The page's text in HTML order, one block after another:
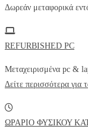
Δωρεάν μεταφορικά
REFURBISHED PC
Μεταχειρισμένα pc &
Δείτε περισσότερα για
ΩΡΑΡΙΟ ΦΥΣΙΚΟΥ